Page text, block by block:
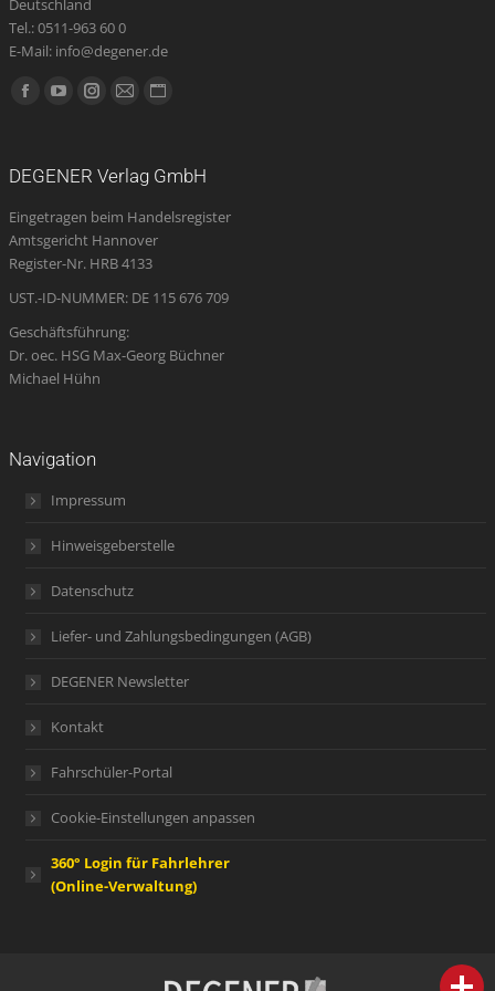
Deutschland
Tel.: 0511-963 60 0
E-Mail: info@degener.de
Finden Sie uns auf:
Facebook
new
window
YouTube
new
window
Instagram
new
window
E-
opens
in
new
Website
new
DEGENER Verlag GmbH
Eingetragen beim Handelsregister
Amtsgericht Hannover
Register-Nr. HRB 4133
UST.-ID-NUMMER: DE 115 676 709
Geschäftsführung:
Dr. oec. HSG Max-Georg Büchner
Michael Hühn
Navigation
Impressum
Hinweisgeberstelle
Datenschutz
Liefer- und Zahlungsbedingungen (AGB)
DEGENER Newsletter
Kontakt
Fahrschüler-Portal
Cookie-Einstellungen anpassen
360° Login für Fahrlehrer
(Online-Verwaltung)
person IHR FACHBERATER